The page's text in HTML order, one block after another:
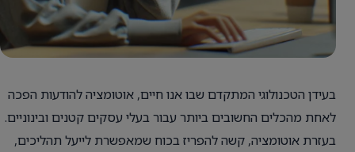
בעידן הטכנולוגי המתקדם שבו אנו חיים, אוטומציה להודעות הפכה
לאחת מהכלים החשובים ביותר עבור בעלי עסקים קטנים ובינוניים.
בעזרת אוטומציה, קשה להפריז בכוח שמאפשרת לייעל תהליכים,